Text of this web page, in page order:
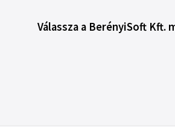
Válassza a BerényiSoft